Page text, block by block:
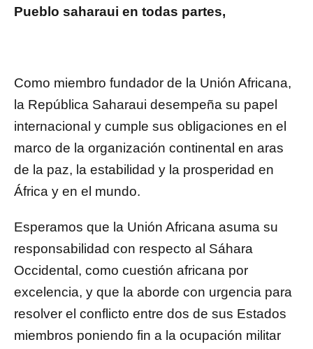
Pueblo saharaui en todas partes,
Como miembro fundador de la Unión Africana,
la República Saharaui desempeña su papel
internacional y cumple sus obligaciones en el
marco de la organización continental en aras
de la paz, la estabilidad y la prosperidad en
África y en el mundo.
Esperamos que la Unión Africana asuma su
responsabilidad con respecto al Sáhara
Occidental, como cuestión africana por
excelencia, y que la aborde con urgencia para
resolver el conflicto entre dos de sus Estados
miembros poniendo fin a la ocupación militar